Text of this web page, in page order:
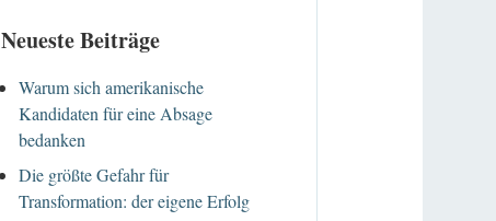
Neueste Beiträge
Warum sich amerikanische
Kandidaten für eine Absage
bedanken
Die größte Gefahr für
Transformation: der eigene Erfolg